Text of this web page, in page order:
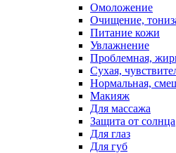
Омоложение
Очищение,
Питание кожи
Увлажнение
Проблемная,
Сухая,
Нормальная,
Макияж
Для массажа
Защита от солнца
Для глаз
Для губ